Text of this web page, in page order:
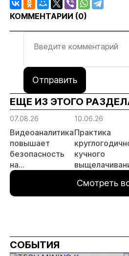
КОММЕНТАРИИ (0)
Отправить
ЕЩЕ ИЗ ЭТОГО
07.08.26
Видеоаналитика
повышает
безопасность
на
месторождении
10.06.26
Практика
кучного
Крайнего
Севера
Смотреть
СОБЫТИЯ